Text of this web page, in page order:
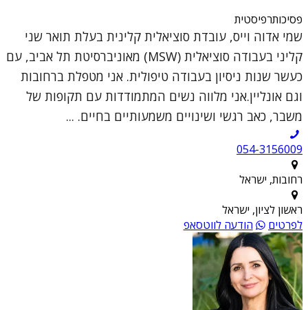
פסיכותרפיסטית
שמי אדוה וייס, עובדת סוציאלית קלינית בעלת תואר שני
קליני בעבודה סוציאלית (MSW) מאוניברסיטת תל אביב, עם
כעשר שנות ניסיון בעבודה טיפולית. אני מטפלת ברחובות
וגם אונליין.אני מלווה נשים המתמודדות עם תקופות של
משבר, כאב רגשי ושינויים משמעותיים בחיים. ...
054-3156009
רחובות, ישראל
ראשון לציון, ישראל
לפרטים
הודעה לווטסאפ